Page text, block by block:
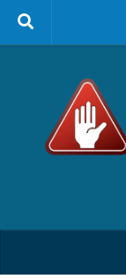
Zum Inhalt